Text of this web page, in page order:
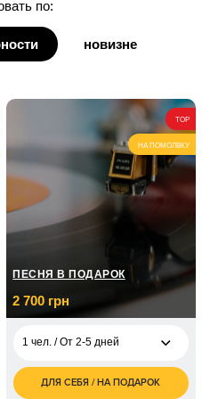
по:
новизне
TOP
НА ПОМОЛВКУ
ПЕСНЯ В ПОДАРОК
2 700 грн
1 чел. / От 2-5 дней
2 700
ДЛЯ СЕБЯ / НА ПОДАРОК